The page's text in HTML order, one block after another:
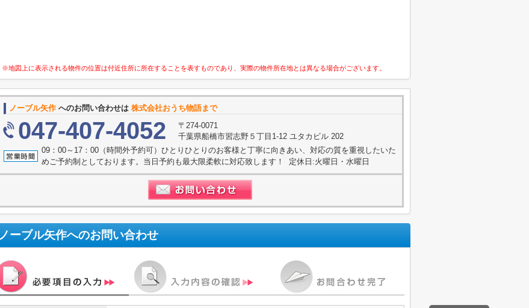
※地図上に表示される物件の位置は付近住所に所在することを表すものであり、実際の物件所在地とは異なる場合がございます。
ノーブル矢作 へのお問い合わせは 株式会社おうち物語まで
047-407-4052
〒274-0071
千葉県船橋市習志野５丁目1-12 ユタカビル 202
09：00～17：00（時間外予約可）ひとりひとりのお客様と丁寧に向きあい、対応の質を重視したいた
めご予約制としております。当日予約も最大限柔軟に対応致します！ 定休日:火曜日・水曜日
ノーブル矢作へのお問い合わせ